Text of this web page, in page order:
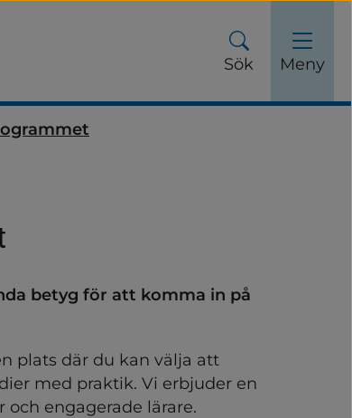
Sök Meny
betyg för att komma in på
plats där du kan välja att
med praktik. Vi erbjuder en
engagerade lärare.